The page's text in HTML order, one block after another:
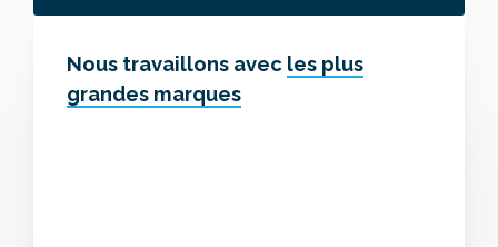
Nous travaillons avec les plus
grandes marques